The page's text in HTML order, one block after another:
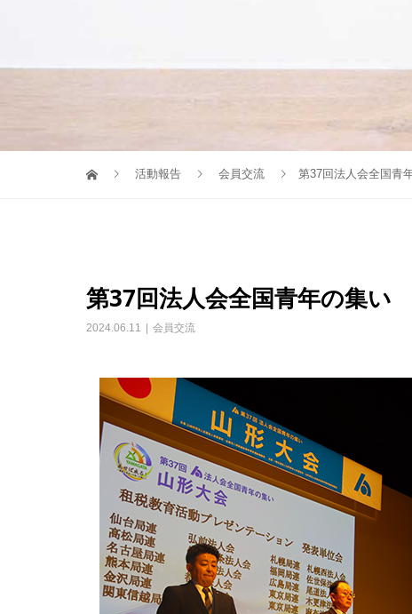
活動報告 会員交流 第37回法人会全国青
第37回法人会全国青年の集い
2024.06.11 会員交流